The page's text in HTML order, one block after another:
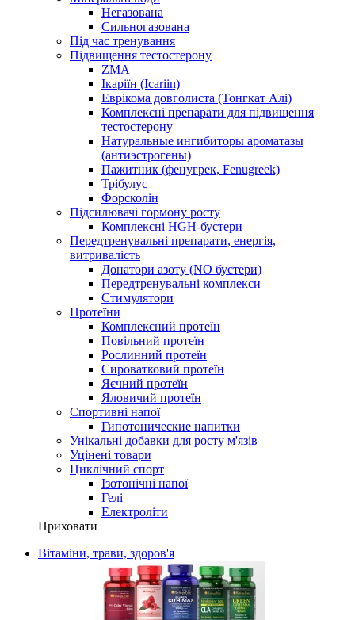
Негазована
Сильногазована
Під час тренування
Підвищення тестостерону
ZMA
Ікаріїн (Icariin)
Еврікома довголиста (Тонгкат Алі)
Комплексні препарати для підвищення
тестостерону
Натуральные ингибиторы ароматазы
(антиэстрогены)
Пажитник (фенугрек, Fenugreek)
Трібулус
Форсколін
Підсилювачі гормону росту
Комплексні HGH-бустери
Передтренувальні препарати, енергія,
витривалість
Донатори азоту (NO бустери)
Передтренувальні комплекси
Стимулятори
Протеїни
Комплексний протеїн
Повільний протеїн
Рослинний протеїн
Сироватковий протеїн
Яєчний протеїн
Яловичий протеїн
Спортивні напої
Гипотонические напитки
Унікальні добавки для росту м'язів
Уцінені товари
Циклічний спорт
Ізотонічні напої
Гелі
Електроліти
Приховати+
Вітаміни, трави, здоров'я